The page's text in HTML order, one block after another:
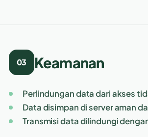
03 Keamanan
Perlindungan data dari akses
Data disimpan di server aman
Transmisi data dilindungi